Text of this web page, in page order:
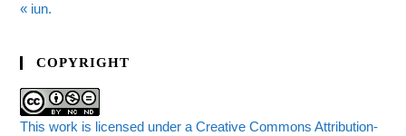
« iun.
COPYRIGHT
This work is licensed under a Creative Commons Attribution-